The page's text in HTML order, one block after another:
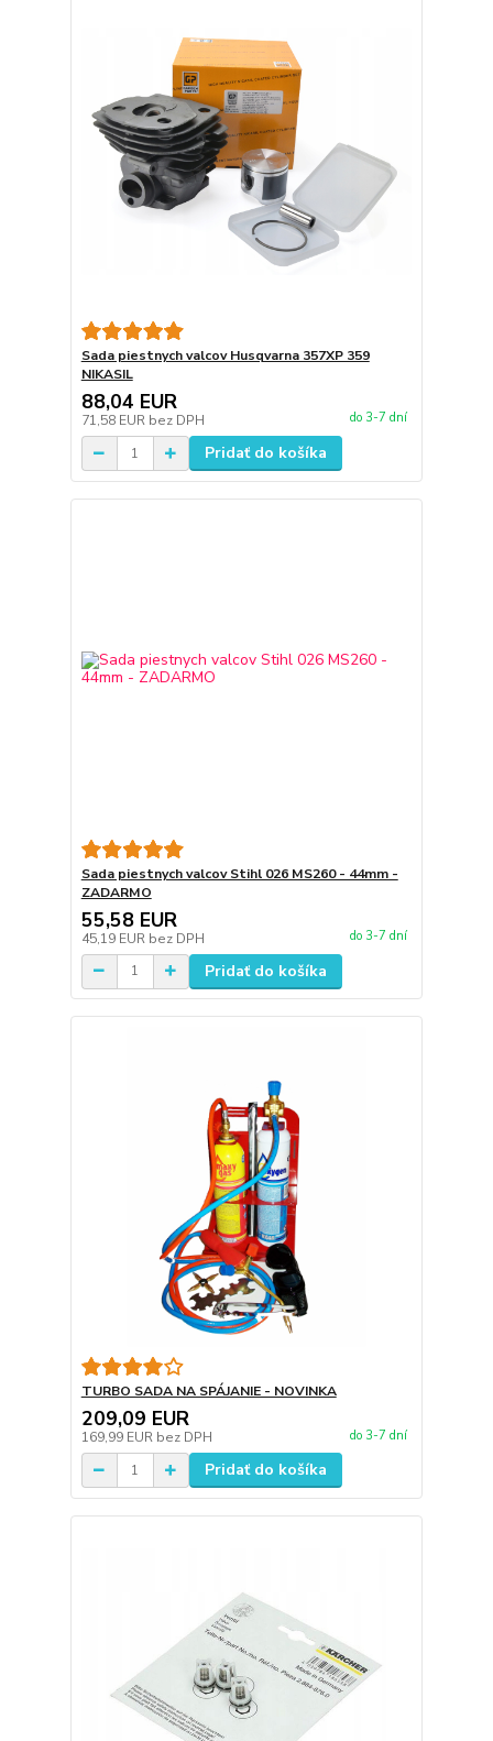
Sada piestnych valcov Husqvarna 357XP 359
NIKASIL
88,04 EUR
71,58 EUR bez DPH do 3-7 dní
Pridať do košíka
Sada piestnych valcov Stihl 026 MS260 - 44mm -
ZADARMO
55,58 EUR
45,19 EUR bez DPH do 3-7 dní
Pridať do košíka
TURBO SADA NA SPÁJANIE - NOVINKA
209,09 EUR
169,99 EUR bez DPH do 3-7 dní
Pridať do košíka